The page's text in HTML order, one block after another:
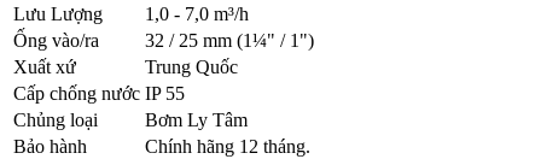
Lưu Lượng
1,0 - 7,0 m³/h
Ống vào/ra
32 / 25 mm (1¼" / 1")
Xuất xứ
Trung Quốc
Cấp chống nước IP 55
Chủng loại
Bơm Ly Tâm
Bảo hành
Chính hãng 12 tháng.